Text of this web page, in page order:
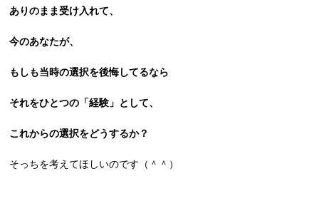
ありのまま受け入れて、
今のあなたが、
もしも当時の選択を後悔してるなら
それをひとつの「経験」として、
これからの選択をどうするか？
そっちを考えてほしいのです（＾＾）